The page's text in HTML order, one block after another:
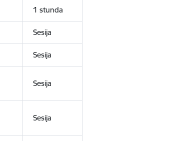
1 stunda
Sesija
Sesija
Sesija
Sesija